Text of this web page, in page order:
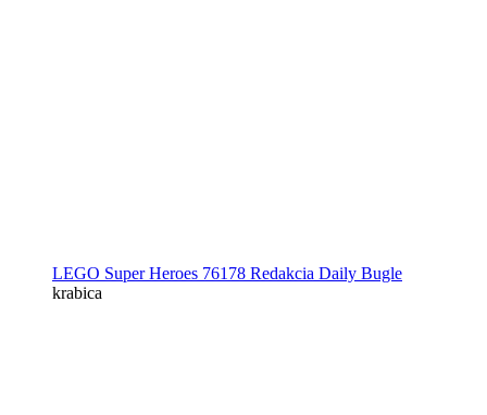
LEGO Super Heroes 76178 Redakcia Daily Bugle
krabica